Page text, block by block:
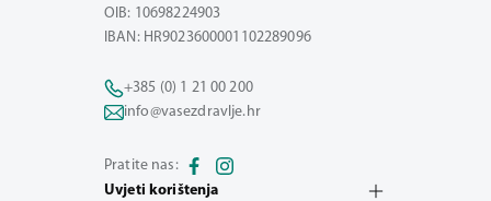
OIB: 10698224903
IBAN: HR9023600001102289096
+385 (0) 1 21 00 200
info@vasezdravlje.hr
Pratite nas:
Uvjeti korištenja